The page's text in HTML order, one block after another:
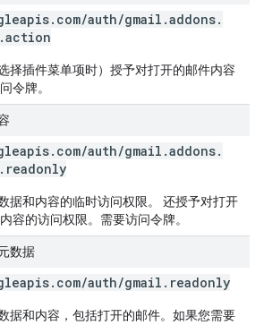
. com/auth/gmail .addons.
.action
择插件菜单项时）授予对打开的邮件内容
令牌。
. com/auth/gmail .addons.
. readonly
据和内容的临时访问权限。 还授予对打开
容的访问权限。需要访问令牌。
数据
. com/auth/gmail . readonly
据和内容，包括打开的邮件。如果您需要